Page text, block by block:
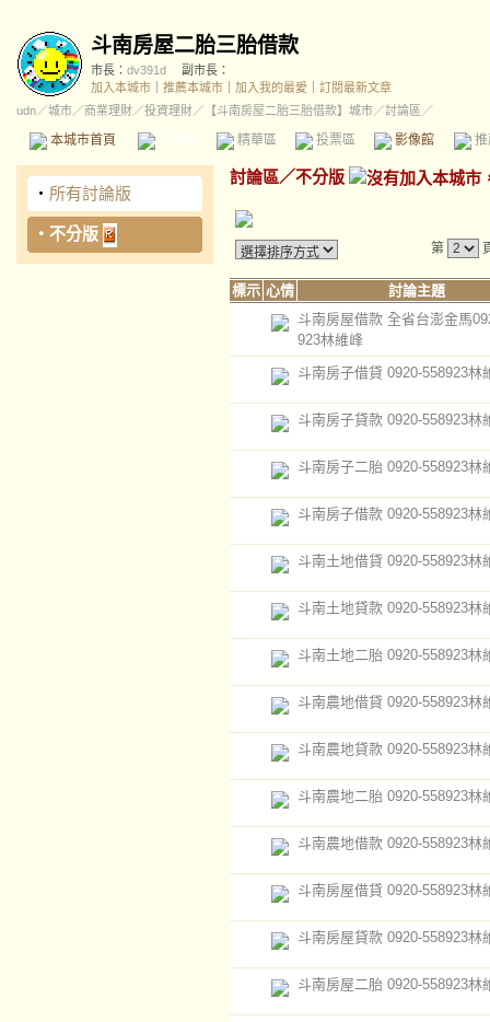
斗南房屋二胎三胎借款
市長： dv391d
副市長：
加入本城市
推薦本城市 加入我的最愛
訂閱最新文章
udn／城市／商業理財／投資理財／ 【斗南房屋二胎三胎借款】城市／討論區／
本城市首頁 精華區 投票區 影像館
‧ 所有討論版
‧ 不分版
討論區／不分版
第
標示 心情
討論主題
斗南房屋借款 全省台澎金馬
923林維峰
斗南房子借貸 0920-558923林
斗南房子貸款 0920-558923林
斗南房子二胎 0920-558923林
斗南房子借款 0920-558923林
斗南土地借貸 0920-558923林
斗南土地貸款 0920-558923林
斗南土地二胎 0920-558923林
斗南農地借貸 0920-558923林
斗南農地貸款 0920-558923林
斗南農地二胎 0920-558923林
斗南農地借款 0920-558923林
斗南房屋借貸 0920-558923林
斗南房屋貸款 0920-558923林
斗南房屋二胎 0920-558923林